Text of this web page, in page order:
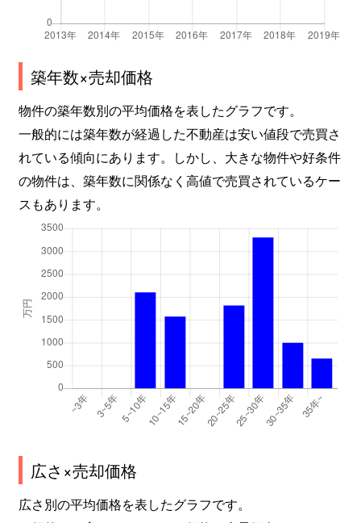
築年数×売却価格
物件の築年数別の平均価格を表したグラフです。
一般的には築年数が経過した不動産は安い値段で売買さ
れている傾向にあります。しかし、大きな物件や好条件
の物件は、築年数に関係なく高値で売買されているケー
スもあります。
広さ×売却価格
広さ別の平均価格を表したグラフです。